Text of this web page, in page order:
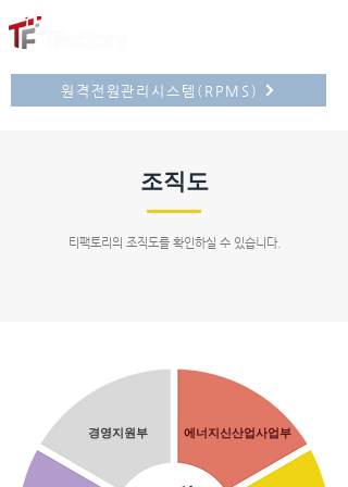
원격전원관리시스템(RPMS)
​조직도
티팩토리의 조직도를 확인하실 수 있습니다.
​에너지신산업사업부
경영지원부